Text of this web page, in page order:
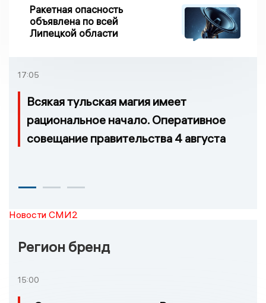
Ракетная опасность
объявлена по всей
Липецкой области
17:05
Всякая тульская магия имеет
рациональное начало. Оперативное
совещание правительства 4 августа
Новости СМИ2
Регион бренд
15:00